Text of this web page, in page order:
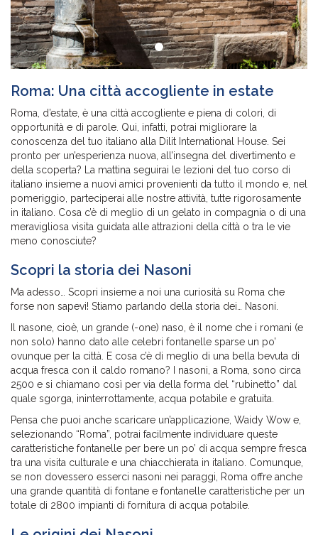
Roma: Una città accogliente in estate
Roma, d’estate, è una città accogliente e piena di colori, di
opportunità e di parole. Qui, infatti, potrai migliorare la
conoscenza del tuo italiano alla Dilit International House. Sei
pronto per un’esperienza nuova, all’insegna del divertimento e
della scoperta? La mattina seguirai le lezioni del tuo corso di
italiano insieme a nuovi amici provenienti da tutto il mondo e, nel
pomeriggio, parteciperai alle nostre attività, tutte rigorosamente
in italiano. Cosa c’è di meglio di un gelato in compagnia o di una
meravigliosa visita guidata alle attrazioni della città o tra le vie
meno conosciute?
Scopri la storia dei Nasoni
Ma adesso… Scopri insieme a noi una curiosità su Roma che
forse non sapevi! Stiamo parlando della storia dei… Nasoni.
Il nasone, cioè, un grande (-one) naso, è il nome che i romani (e
non solo) hanno dato alle celebri fontanelle sparse un po’
ovunque per la città. E cosa c’è di meglio di una bella bevuta di
acqua fresca con il caldo romano? I nasoni, a Roma, sono circa
2500 e si chiamano così per via della forma del “rubinetto” dal
quale sgorga, ininterrottamente, acqua potabile e gratuita.
Pensa che puoi anche scaricare un’applicazione, Waidy Wow e,
selezionando “Roma”, potrai facilmente individuare queste
caratteristiche fontanelle per bere un po’ di acqua sempre fresca
tra una visita culturale e una chiacchierata in italiano. Comunque,
se non dovessero esserci nasoni nei paraggi, Roma offre anche
una grande quantità di fontane e fontanelle caratteristiche per un
totale di 2800 impianti di fornitura di acqua potabile.